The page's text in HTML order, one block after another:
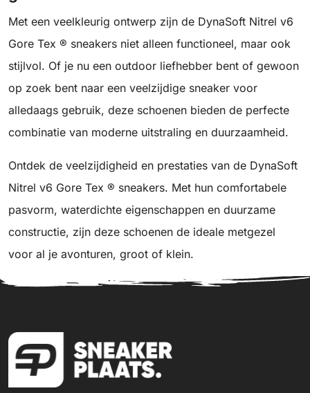
Met een veelkleurig ontwerp zijn de DynaSoft Nitrel v6
Gore Tex ® sneakers niet alleen functioneel, maar ook
stijlvol. Of je nu een outdoor liefhebber bent of gewoon
op zoek bent naar een veelzijdige sneaker voor
alledaags gebruik, deze schoenen bieden de perfecte
combinatie van moderne uitstraling en duurzaamheid.
Ontdek de veelzijdigheid en prestaties van de DynaSoft
Nitrel v6 Gore Tex ® sneakers. Met hun comfortabele
pasvorm, waterdichte eigenschappen en duurzame
constructie, zijn deze schoenen de ideale metgezel
voor al je avonturen, groot of klein.